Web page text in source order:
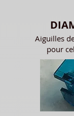
Aiguilles
pour